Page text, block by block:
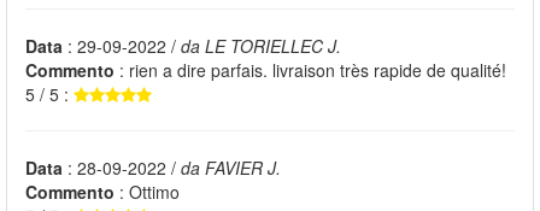
Data : 29-09-2022 / da LE TORIELLEC J.
Commento : rien a dire parfais. livraison très rapide de qualité!
5 / 5 :
Data : 28-09-2022 / da FAVIER J.
Commento : Ottimo